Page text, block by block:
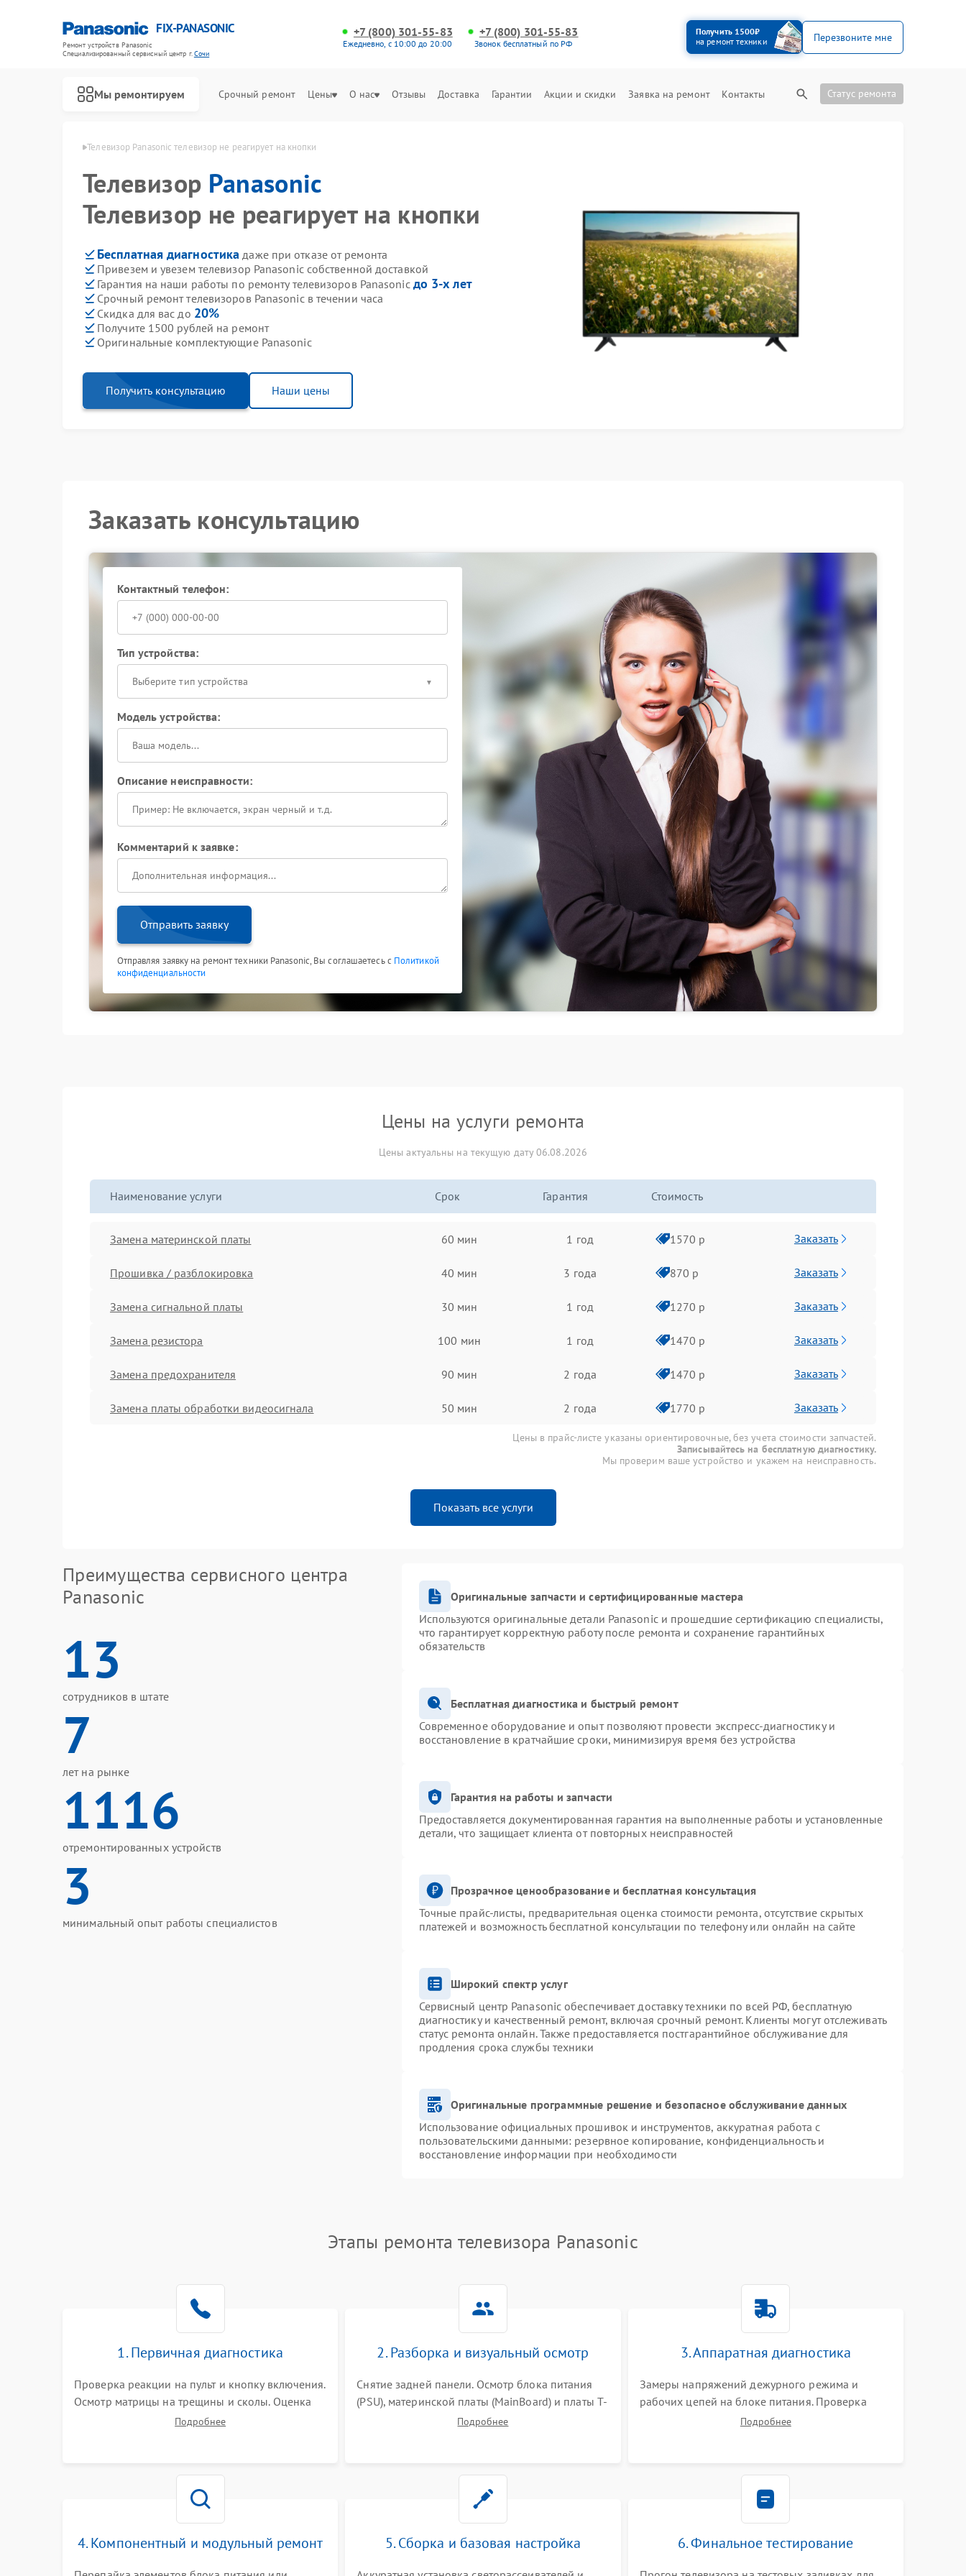
FIX-PANASONIC
Ремонт устройств Panasonic
Специализированный cервисный центр г.Сочи
+7 (800) 301-55-83
Ежедневно, с 10:00 до 20:00
+7 (800) 301-55-83
Звонок бесплатный по РФ
Получить 1500₽
на ремонт техники
Перезвоните мне
Мы ремонтируем Срочный ремонт Цены О нас Отзывы Доставка Гарантии Акции и скидки Заявка на ремонт Контакты Статус ремонта
Panasonic в Сочи Телевизор Panasonic телевизор не реагирует на кнопки
Телевизор Panasonic
Телевизор не реагирует на кнопки
Бесплатная диагностика даже при отказе от ремонта
Привезем и увезем телевизор Panasonic собственной доставкой
Гарантия на наши работы по ремонту телевизоров Panasonic до 3-х лет
Срочный ремонт телевизоров Panasonic в течении часа
Скидка для вас до 20%
Получите 1500 рублей на ремонт
Оригинальные комплектующие Panasonic
Получить консультацию Наши цены
Заказать консультацию
Контактный телефон:
Тип устройства:
Выберите тип устройства
Модель устройства:
Описание неисправности:
Комментарий к заявке:
Отправить заявку
Отправляя заявку на ремонт техники Panasonic, Вы соглашаетесь с Политикой
конфиденциальности
Цены на услуги ремонта
Цены актуальны на текущую дату 06.08.2026
Наименование услуги Срок Гарантия Стоимость
Замена материнской платы 60 мин 1 год 1570 р Заказать
Прошивка / разблокировка 40 мин 3 года 870 р Заказать
Замена сигнальной платы 30 мин 1 год 1270 р Заказать
Замена резистора 100 мин 1 год 1470 р Заказать
Замена предохранителя 90 мин 2 года 1470 р Заказать
Замена платы обработки видеосигнала 50 мин 2 года 1770 р Заказать
Цены в прайс-листе указаны ориентировочные, без учета стоимости запчастей.
Записывайтесь на бесплатную диагностику.
Мы проверим ваше устройство и укажем на неисправность.
Показать все услуги
Преимущества сервисного центра
Panasonic
13
сотрудников в штате
7
лет на рынке
1116
отремонтированных устройств
3
минимальный опыт работы специалистов
Оригинальные запчасти и сертифицированные мастера
Используются оригинальные детали Panasonic и прошедшие сертификацию специалисты,
что гарантирует корректную работу после ремонта и сохранение гарантийных
обязательств
Бесплатная диагностика и быстрый ремонт
Современное оборудование и опыт позволяют провести экспресс-диагностику и
восстановление в кратчайшие сроки, минимизируя время без устройства
Гарантия на работы и запчасти
Предоставляется документированная гарантия на выполненные работы и установленные
детали, что защищает клиента от повторных неисправностей
Прозрачное ценообразование и бесплатная консультация
Точные прайс-листы, предварительная оценка стоимости ремонта, отсутствие скрытых
платежей и возможность бесплатной консультации по телефону или онлайн на сайте
Широкий спектр услуг
Сервисный центр Panasonic обеспечивает доставку техники по всей РФ, бесплатную
диагностику и качественный ремонт, включая срочный ремонт. Клиенты могут отслеживать
статус ремонта онлайн. Также предоставляется постгарантийное обслуживание для
продления срока службы техники
Оригинальные программные решение и безопасное обслуживание данных
Использование официальных прошивок и инструментов, аккуратная работа с
пользовательскими данными: резервное копирование, конфиденциальность и
восстановление информации при необходимости
Этапы ремонта телевизора Panasonic
1. Первичная диагностика
Проверка реакции на пульт и кнопку включения.
Осмотр матрицы на трещины и сколы. Оценка
звука, наличия подсветки и индикаторов
Подробнее
2. Разборка и визуальный осмотр
Снятие задней панели. Осмотр блока питания
(PSU), материнской платы (MainBoard) и платы T-
Con на вздутые конденсаторы, прогары,
Подробнее
3. Аппаратная диагностика
Замеры напряжений дежурного режима и
рабочих цепей на блоке питания. Проверка
видеосигналов на плате T-Con с помощью
Подробнее
4. Компонентный и модульный ремонт 5. Сборка и базовая настройка 6. Финальное тестирование